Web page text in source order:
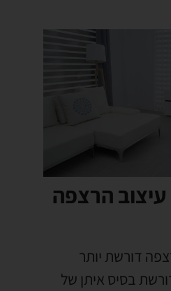
הרצפה
דורשת יותר
בסיס איתן של